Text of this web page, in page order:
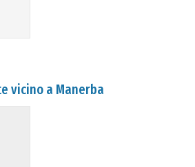
vicino a Manerba